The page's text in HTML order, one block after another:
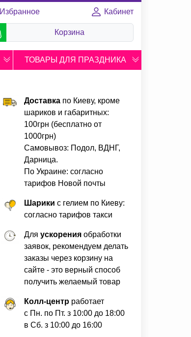
Избранное
Кабинет
Корзина
ТОВАРЫ ДЛЯ ПРАЗДНИКА
Доставкапо Киеву, кроме
шариков и габаритных:
100грн (бесплатно от
1000грн)
Самовывоз: Подол, ВДНГ,
Дарница.
По Украине: согласно
тарифов Новой почты
Шарики с гелием по Киеву:
согласно тарифов такси
Для ускоренияобработки
заявок, рекомендуем делать
заказы через корзину на
сайте - это верный способ
получить желаемый товар
Колл-центрработает
с Пн. по Пт. з 10:00 до 18:00
в Сб. з 10:00 до 16:00